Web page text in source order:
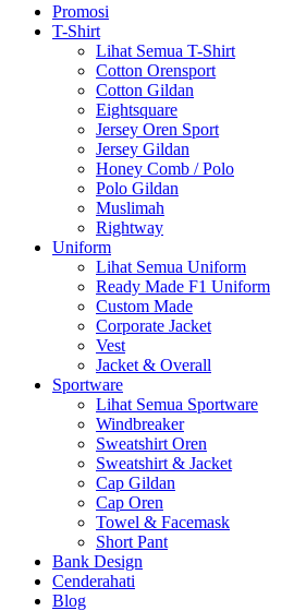
Promosi
T-Shirt
Lihat Semua T-Shirt
Cotton Orensport
Cotton Gildan
Eightsquare
Jersey Oren Sport
Jersey Gildan
Honey Comb / Polo
Polo Gildan
Muslimah
Rightway
Uniform
Lihat Semua Uniform
Ready Made F1 Uniform
Custom Made
Corporate Jacket
Vest
Jacket & Overall
Sportware
Lihat Semua Sportware
Windbreaker
Sweatshirt Oren
Sweatshirt & Jacket
Cap Gildan
Cap Oren
Towel & Facemask
Short Pant
Bank Design
Cenderahati
Blog